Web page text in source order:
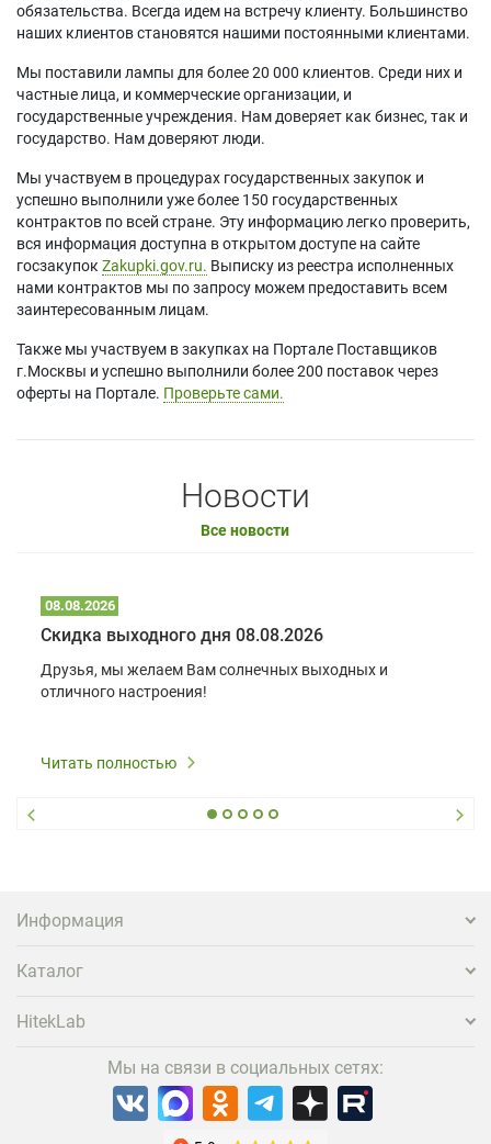
обязательства. Всегда идем на встречу клиенту. Большинство
наших клиентов становятся нашими постоянными клиентами.
Мы поставили лампы для более 20 000 клиентов. Среди них и
частные лица, и коммерческие организации, и
государственные учреждения. Нам доверяет как бизнес, так и
государство. Нам доверяют люди.
Мы участвуем в процедурах государственных закупок и
успешно выполнили уже более 150 государственных
контрактов по всей стране. Эту информацию легко проверить,
вся информация доступна в открытом доступе на сайте
госзакупок Zakupki.gov.ru. Выписку из реестра исполненных
нами контрактов мы по запросу можем предоставить всем
заинтересованным лицам.
Также мы участвуем в закупках на Портале Поставщиков
г.Москвы и успешно выполнили более 200 поставок через
оферты на Портале. Проверьте сами.
Новости
Все новости
08.08.2026
Скидка выходного дня 08.08.2026
Друзья, мы желаем Вам солнечных выходных и
отличного настроения!
Читать полностью
Информация
Каталог
HitekLab
Мы на связи в социальных сетях: